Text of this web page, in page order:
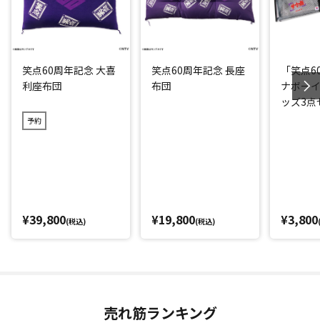
笑点60周年記念 大喜
利座布団
予約
¥39,800(税込)
笑点60周年記念 長座
布団
¥19,800(税込)
「笑点
ナボー
ッズ3点
¥3,800
売れ筋ランキング